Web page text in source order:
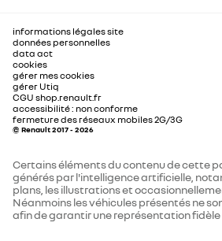
informations légales site
données personnelles
data act
cookies
gérer mes cookies
gérer Utiq
CGU shop.renault.fr
accessibilité : non conforme
fermeture des réseaux mobiles 2G/3G
© Renault 2017 - 2026
Certains éléments du contenu de cette
générés par l'intelligence artificielle,
plans, les illustrations et
Néanmoins les véhicules présentés ne
afin de garantir une représentation fidèle